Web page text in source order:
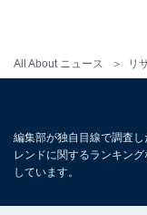
All About ニュース リ
この記事の筆者：
心に、オールジャ
取材などのリポー
About ニュースで
編集部が独自目線で調査
レンドに関するランキン
しています。